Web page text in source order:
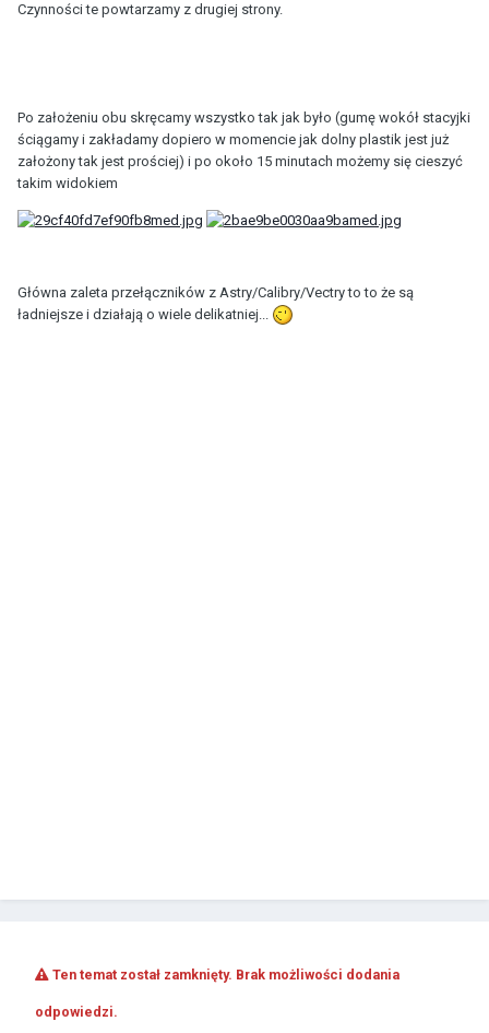
Czynności te powtarzamy z drugiej strony.
Po założeniu obu skręcamy wszystko tak jak było (gumę wokół stacyjki
ściągamy i zakładamy dopiero w momencie jak dolny plastik jest już
założony tak jest prościej) i po około 15 minutach możemy się cieszyć
takim widokiem
Główna zaleta przełączników z Astry/Calibry/Vectry to to że są
ładniejsze i działają o wiele delikatniej...
Ten temat został zamknięty. Brak możliwości dodania
odpowiedzi.